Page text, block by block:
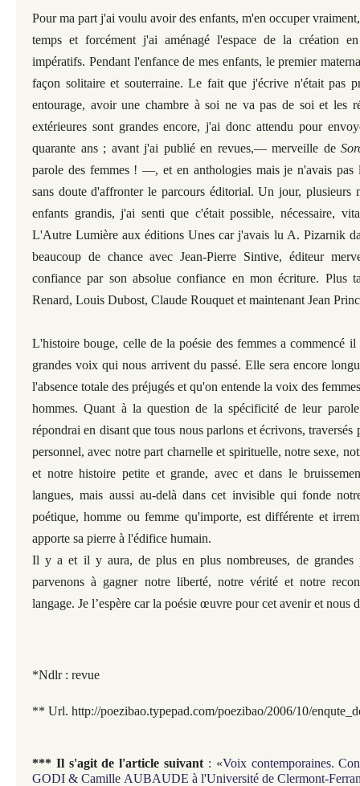
Pour ma part j'ai voulu avoir des enfants, m'en occuper
temps et forcément j'ai aménagé l'espace de la création
impératifs. Pendant l'enfance de mes enfants, le premier
façon solitaire et souterraine. Le fait que j'écrive n'était pas
entourage, avoir une chambre à soi ne va pas de soi et les
extérieures sont grandes encore, j'ai donc attendu pour
quarante ans ; avant j'ai publié en revues,— merveille de
parole des femmes ! —, et en anthologies mais je n'avais pas
sans doute d'affronter le parcours éditorial. Un jour, plusieurs
enfants grandis, j'ai senti que c'était possible, nécessaire,
L'Autre Lumière aux éditions Unes car j'avais lu A. Pizarnik
beaucoup de chance avec Jean-Pierre Sintive, éditeur
confiance par son absolue confiance en mon écriture. Plus
Renard, Louis Dubost, Claude Rouquet et maintenant Jean
L'histoire bouge, celle de la poésie des femmes a commencé
grandes voix qui nous arrivent du passé. Elle sera encore
l'absence totale des préjugés et qu'on entende la voix des
hommes. Quant à la question de la spécificité de leur
répondrai en disant que tous nous parlons et écrivons,
personnel, avec notre part charnelle et spirituelle, notre sexe,
et notre histoire petite et grande, avec et dans le
langues, mais aussi au-delà dans cet invisible qui fonde
poétique, homme ou femme qu'importe, est différente et
apporte sa pierre à l'édifice humain.
Il y a et il y aura, de plus en plus nombreuses, de grandes
parvenons à gagner notre liberté, notre vérité et notre
langage. Je l’espère car la poésie œuvre pour cet avenir et nous
*Ndlr : revue
** Url. http://poezibao.typepad.com/poezibao/2006/10/
*** Il s'agit de l'article suivant : «Voix contemporaines.
GODI & Camille AUBAUDE à l'Université de Clermont-